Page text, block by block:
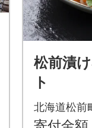
松前漬
ト
北海道松前